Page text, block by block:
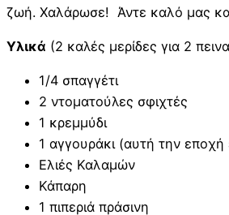
ζωή. Χαλάρωσε! Άντε καλό μας
Υλικά (2 καλές μερίδες για 2
1/4 σπαγγέτι
2 ντοματούλες σφιχτές
1 κρεμμύδι
1 αγγουράκι (αυτή την εποχή
Ελιές Καλαμών
Κάπαρη
1 πιπεριά πράσινη